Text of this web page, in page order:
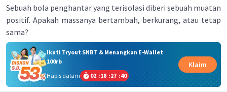
Sebuah bola penghantar yang terisolasi diberi sebuah muatan
positif. Apakah massanya bertambah, berkurang, atau tetap
sama?
Ikuti Tryout SNBT & Menangkan E-Wallet
100rb
Habis dalam
02 :18 :27 :40
Klaim